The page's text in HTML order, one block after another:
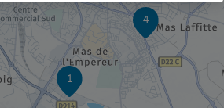
1
4